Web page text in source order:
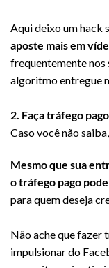
Aqui deixo um hack
aposte mais em
frequentemente nos
algoritmo entregue
2. Faça tráfego
Caso você não
Mesmo que sua
o tráfego pago
para quem deseja
Não ache que fazer
impulsionar do